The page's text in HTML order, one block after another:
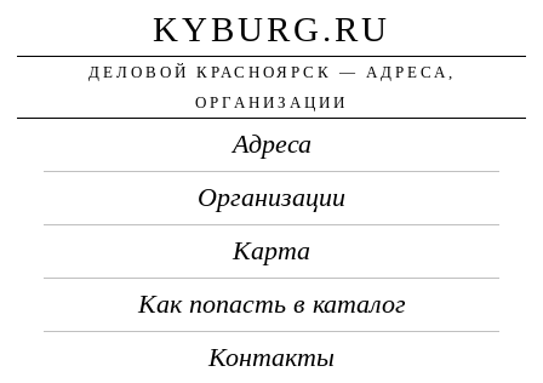
KYBURG.RU
ДЕЛОВОЙ КРАСНОЯРСК — АДРЕСА,
ОРГАНИЗАЦИИ
Адреса
Организации
Карта
Как попасть в каталог
Контакты